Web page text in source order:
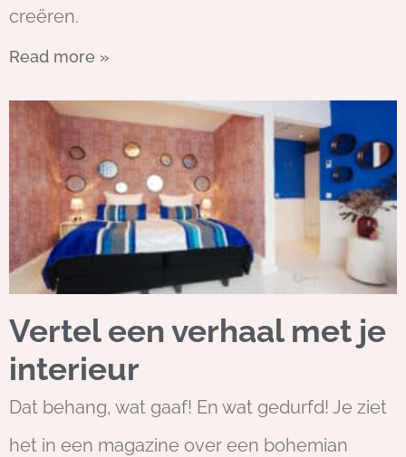
creëren.
Read more »
Vertel een verhaal met je
interieur
Dat behang, wat gaaf! En wat gedurfd! Je ziet
het in een magazine over een bohemian